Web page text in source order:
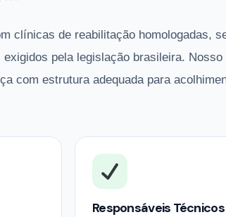
clínicas de reabilitação homologadas,
pela legislação brasileira. Nosso
com estrutura adequada para
Responsáveis Técnicos